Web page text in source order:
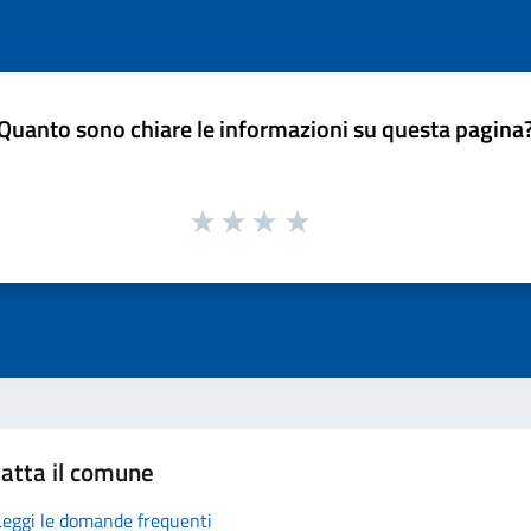
sono chiare le informazioni su questa
il comune
le domande frequenti